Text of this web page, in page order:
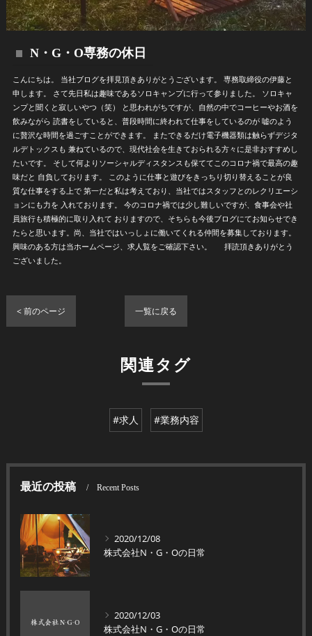
N・G・O専務の休日
こんにちは。 当社ブログを拝見頂きありがとうございます。 専務取締役の伊藤と
申します。 さて先日私は趣味であるソロキャンプに行って参りました。 ソロキャ
ンプと聞くと寂しいやつ（笑） と思われがちですが、自然の中でコーヒーやお酒を
飲みながら 読書をしていると、普段時間に終われて仕事をしているのが 嘘のよう
に贅沢な時間を過ごすことができます。 またできるだけ電子機器類は触らずデジタ
ルデトックスも 兼ねているので、現代社会を生きておられる方々に是非おすすめし
たいです。 そして何よりソーシャルディスタンスも保ててこのコロナ禍で最高の趣
味だと 自負しております。 このように仕事と遊びをきっちり切り替えることが良
質な仕事をする上で 第一だと私は考えており、当社ではスタッフとのレクリエーシ
ョンにも力を 入れております。 今のコロナ禍では少し難しいですが、食事会や社
員旅行も積極的に取り入れて おりますので、そちらも今後ブログにてお知らせでき
たらと思います。尚、当社ではいっしょに働いてくれる仲間を募集しております。
興味のある方は当ホームページ、求人覧をご確認下さい。 拝読頂きありがとう
ございました。
< 前のページ 一覧に戻る
関連タグ
#求人 #業務内容
最近の投稿 Recent Posts
2020/12/08
株式会社N・G・Oの日常
2020/12/03
株式会社N・G・Oの日常